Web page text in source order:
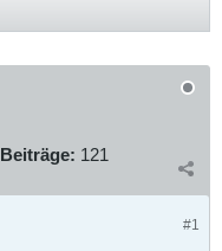
Beiträge: 121
#1